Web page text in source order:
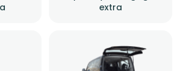
extra